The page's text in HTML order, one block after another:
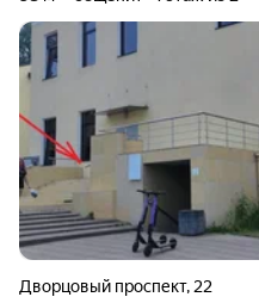
Дворцовый проспект, 22